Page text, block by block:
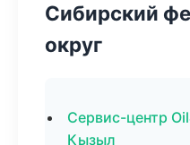
Сибирский
округ
Сервис-центр
Кызыл